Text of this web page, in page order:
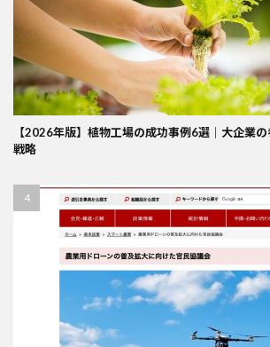
【2026年版】植物工場の成功事例6選｜大企業
戦略